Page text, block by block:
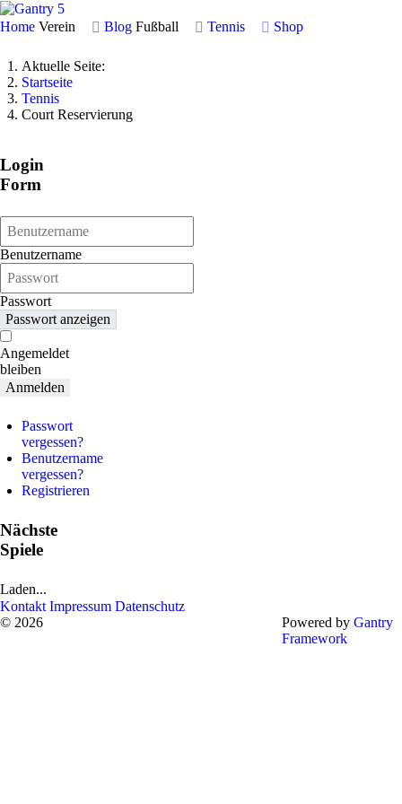
Home Verein Blog Fußball Tennis Shop
Aktuelle Seite:
Startseite
Tennis
Court Reservierung
Login
Form
Benutzername
Passwort
Passwort anzeigen
Angemeldet
bleiben
Anmelden
Passwort
vergessen?
Benutzername
vergessen?
Registrieren
Nächste
Spiele
Laden...
Kontakt Impressum Datenschutz
© 2026
Powered by Gantry
Framework